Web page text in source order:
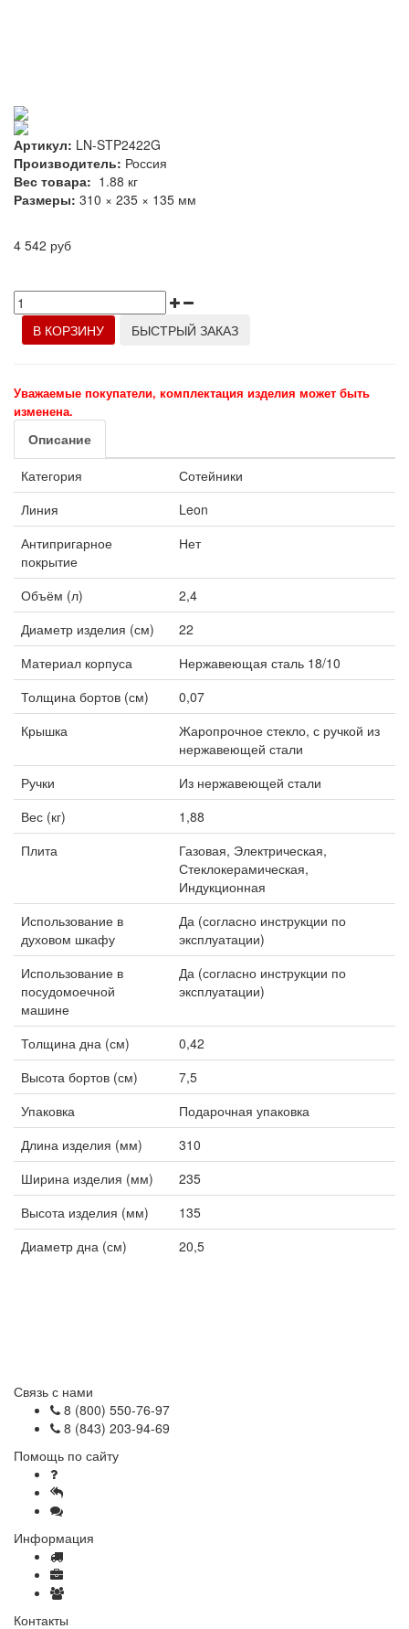
Артикул: LN-STP2422G
Производитель: Россия
Вес товара: 1.88 кг
Размеры: 310 × 235 × 135 мм
4 542 руб
В КОРЗИНУ БЫСТРЫЙ ЗАКАЗ
Уважаемые покупатели, комплектация изделия может быть
изменена.
Описание
Категория
Сотейники
Линия
Leon
Антипригарное
покрытие
Нет
Объём (л)
2,4
Диаметр изделия (см)
22
Материал корпуса
Нержавеющая сталь 18/10
Толщина бортов (см)
0,07
Крышка
Жаропрочное стекло, с ручкой из
нержавеющей стали
Ручки
Из нержавеющей стали
Вес (кг)
1,88
Плита
Газовая, Электрическая,
Стеклокерамическая,
Индукционная
Использование в
духовом шкафу
Да (согласно инструкции по
эксплуатации)
Использование в
посудомоечной
машине
Да (согласно инструкции по
эксплуатации)
Толщина дна (см)
0,42
Высота бортов (см)
7,5
Упаковка
Подарочная упаковка
Длина изделия (мм)
310
Ширина изделия (мм)
235
Высота изделия (мм)
135
Диаметр дна (см)
20,5
Связь с нами
8 (800) 550-76-97
8 (843) 203-94-69
Помощь по сайту
Информация
Контакты